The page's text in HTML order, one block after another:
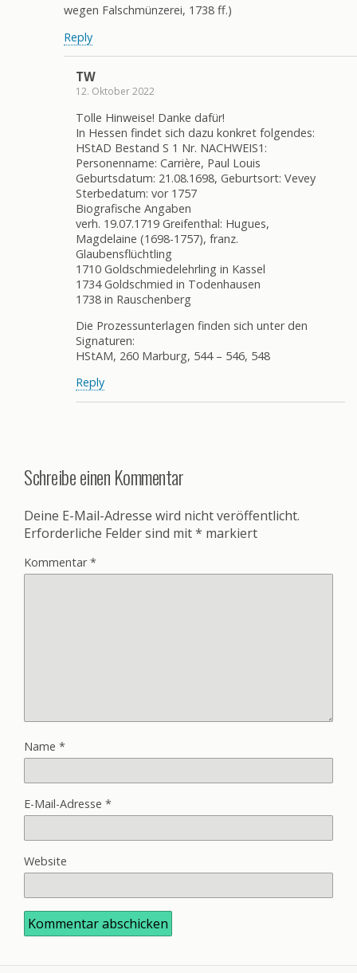
wegen Falschmünzerei, 1738 ff.)
Reply
TW
12. Oktober 2022
Tolle Hinweise! Danke dafür!
In Hessen findet sich dazu konkret folgendes:
HStAD Bestand S 1 Nr. NACHWEIS1:
Personenname: Carrière, Paul Louis
Geburtsdatum: 21.08.1698, Geburtsort: Vevey
Sterbedatum: vor 1757
Biografische Angaben
verh. 19.07.1719 Greifenthal: Hugues,
Magdelaine (1698-1757), franz.
Glaubensflüchtling
1710 Goldschmiedelehrling in Kassel
1734 Goldschmied in Todenhausen
1738 in Rauschenberg
Die Prozessunterlagen finden sich unter den
Signaturen:
HStAM, 260 Marburg, 544 – 546, 548
Reply
Schreibe einen Kommentar
Deine E-Mail-Adresse wird nicht veröffentlicht.
Erforderliche Felder sind mit* markiert
Kommentar*
Name *
E-Mail-Adresse *
Website